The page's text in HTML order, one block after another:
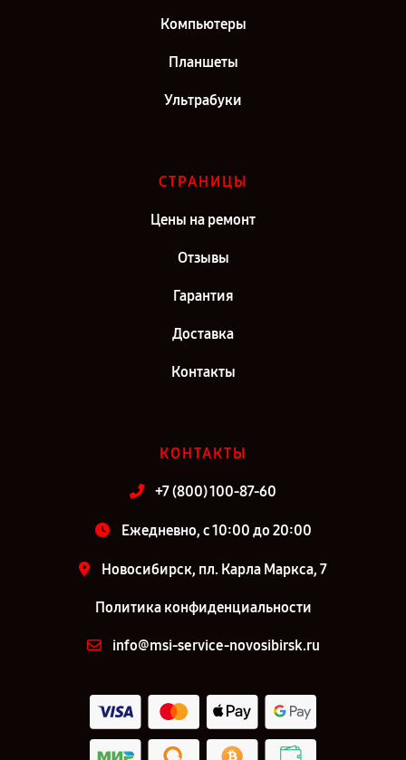
Компьютеры
Планшеты
Ультрабуки
СТРАНИЦЫ
Цены на ремонт
Отзывы
Гарантия
Доставка
Контакты
КОНТАКТЫ
+7 (800) 100-87-60
Ежедневно, с 10:00 до 20:00
Новосибирск, пл. Карла Маркса, 7
Политика конфиденциальности
info@msi-service-novosibirsk.ru